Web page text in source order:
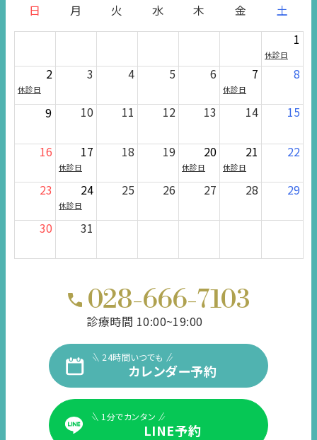
日 月 火 水 木 金
土
1
休診日
2
休診日
3 4 5 6 7
休診日
8
9 10 11 12 13 14 15
16 17
休診日
18 19 20
休診日
21
休診日
22
23 24
休診日
25 26 27 28 29
30 31
028-666-7103
診療時間 10:00~19:00
24時間いつでも
カレンダー予約
1分でカンタン
LINE予約